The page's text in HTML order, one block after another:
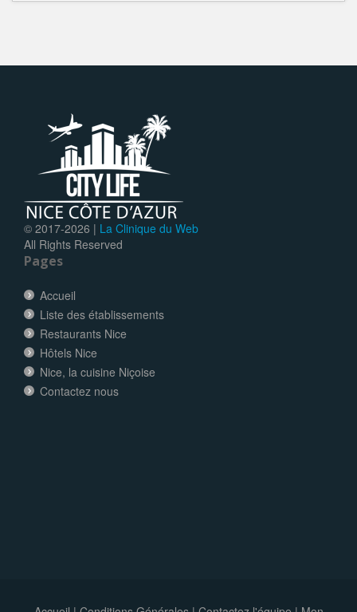
© 2017-2026 | La Clinique du Web
All Rights Reserved
Pages
Accueil
Liste des établissements
Restaurants Nice
Hôtels Nice
Nice, la cuisine Niçoise
Contactez nous